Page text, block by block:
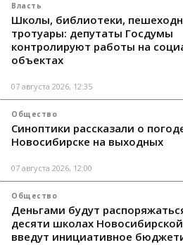
Власть
Школы, библиотеки,
тротуары: депутаты Госдумы
контролируют работы на
объектах
07 августа 2026, 12:35
Общество
Синоптики рассказали о
Новосибирске на выходных
07 августа 2026, 12:00
Общество
Деньгами будут
десяти школах
введут инициативное